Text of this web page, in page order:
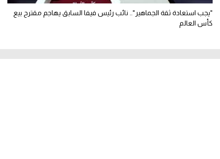
"يجب استعادة ثقة الجماهير".. نائب رئيس فيفا السابق يهاجم مقترح بيع
كأس العالم